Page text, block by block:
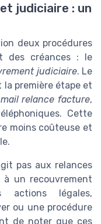
judiciaire : un
deux procédures
des créances : le
judiciaire. Le
première étape et
mail relance facture,
Cette
moins coûteuse et
pas aux relances
à un recouvrement
actions légales,
ou une procédure
de noter que ces